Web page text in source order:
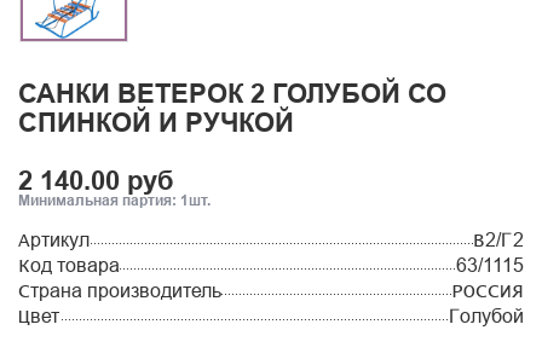
САНКИ ВЕТЕРОК 2 ГОЛУБОЙ СО
СПИНКОЙ И РУЧКОЙ
2 140.00 руб
Минимальная партия: 1шт.
Артикул
В2/Г2
Код товара
63/1115
Страна производитель
РОССИЯ
Цвет
Голубой